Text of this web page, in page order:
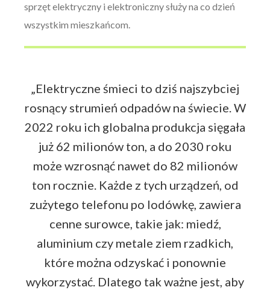
sprzęt elektryczny i elektroniczny służy na co dzień
wszystkim mieszkańcom.
„Elektryczne śmieci to dziś najszybciej
rosnący strumień odpadów na świecie. W
2022 roku ich globalna produkcja sięgała
już 62 milionów ton, a do 2030 roku
może wzrosnąć nawet do 82 milionów
ton rocznie. Każde z tych urządzeń, od
zużytego telefonu po lodówkę, zawiera
cenne surowce, takie jak: miedź,
aluminium czy metale ziem rzadkich,
które można odzyskać i ponownie
wykorzystać. Dlatego tak ważne jest, aby